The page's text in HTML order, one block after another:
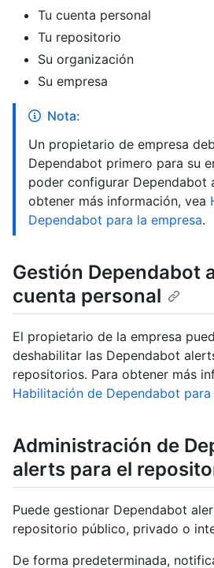
Tu cuenta personal
Tu repositorio
Su organización
Su empresa
Nota:
Un propietario de empresa
Dependabot primero para su
poder configurar Dependabot
obtener más información, vea
Dependabot para la empresa.
Gestión Dependabot
cuenta personal
El propietario de la empresa
deshabilitar las Dependabot
repositorios. Para obtener más
Habilitación de Dependabot para
Administración de
alerts para el
Puede gestionar Dependabot
repositorio público, privado o
De forma predeterminada,